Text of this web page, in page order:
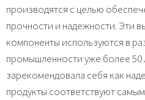
производятся с целью
прочности и надежности. Эти
компоненты используются в
промышленности уже более 50
зарекомендовала себя как
продукты соответствуют